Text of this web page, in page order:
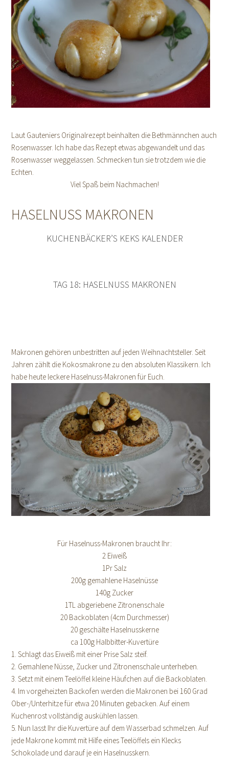
Laut Gauteniers Originalrezept beinhalten die Bethmännchen auch
Rosenwasser. Ich habe das Rezept etwas abgewandelt und das
Rosenwasser weggelassen. Schmecken tun sie trotzdem wie die
Echten.
Viel Spaß beim Nachmachen!
HASELNUSS MAKRONEN
KUCHENBÄCKER’S KEKS KALENDER
TAG 18: HASELNUSS MAKRONEN
Makronen gehören unbestritten auf jeden Weihnachtsteller. Seit
Jahren zählt die Kokosmakrone zu den absoluten Klassikern. Ich
habe heute leckere Haselnuss-Makronen für Euch.
Für Haselnuss-Makronen braucht Ihr:
2 Eiweiß
1Pr Salz
200g gemahlene Haselnüsse
140g Zucker
1TL abgeriebene Zitronenschale
20 Backoblaten (4cm Durchmesser)
20 geschälte Haselnusskerne
ca 100g Halbbitter-Kuvertüre
1. Schlagt das Eiweiß mit einer Prise Salz steif.
2. Gemahlene Nüsse, Zucker und Zitronenschale unterheben.
3. Setzt mit einem Teelöffel kleine Häufchen auf die Backoblaten.
4. Im vorgeheizten Backofen werden die Makronen bei 160 Grad
Ober-/Unterhitze für etwa 20 Minuten gebacken. Auf einem
Kuchenrost vollständig auskühlen lassen.
5. Nun lasst Ihr die Kuvertüre auf dem Wasserbad schmelzen. Auf
jede Makrone kommt mit Hilfe eines Teelöffels ein Klecks
Schokolade und darauf je ein Haselnusskern.